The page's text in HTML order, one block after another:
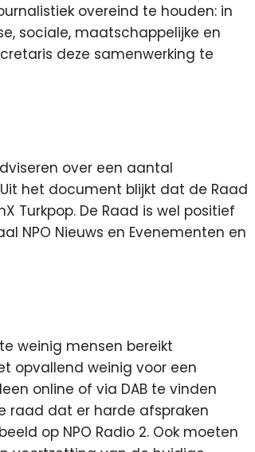
overeind te houden: in
sociale, maatschappelijke en
deze samenwerking te
over een aantal
het document blijkt dat de Raad
Turkpop. De Raad is wel positief
NPO Nieuws en Evenementen en
weinig mensen bereikt
opvallend weinig voor een
online of via DAB te vinden
raad dat er harde afspraken
op NPO Radio 2. Ook moeten